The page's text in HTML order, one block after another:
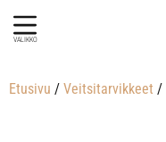
VALIKKO
Etusivu / Veitsitarvikkeet /